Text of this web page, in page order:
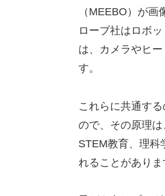
（MEEBO）が
ローブ社はロボ
は、カメラやヒ
す。
これらに共通す
ので、その原理
STEM教育、理科
れることがあり